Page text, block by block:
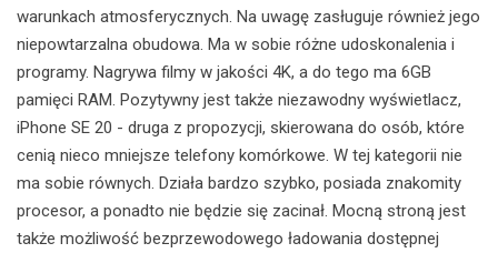
warunkach atmosferycznych. Na uwagę zasługuje również jego
niepowtarzalna obudowa. Ma w sobie różne udoskonalenia i
programy. Nagrywa filmy w jakości 4K, a do tego ma 6GB
pamięci RAM. Pozytywny jest także niezawodny wyświetlacz,
iPhone SE 20 - druga z propozycji, skierowana do osób, które
cenią nieco mniejsze telefony komórkowe. W tej kategorii nie
ma sobie równych. Działa bardzo szybko, posiada znakomity
procesor, a ponadto nie będzie się zacinał. Mocną stroną jest
także możliwość bezprzewodowego ładowania dostępnej